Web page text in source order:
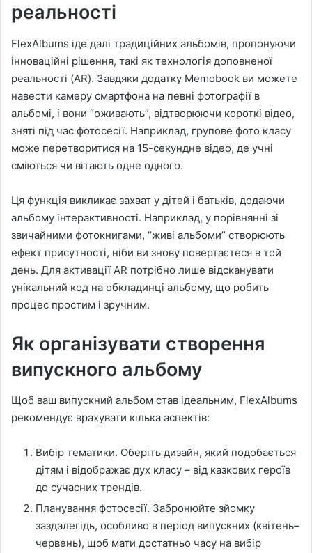
реальності
FlexAlbums іде далі традиційних альбомів, пропонуючи
інноваційні рішення, такі як технологія доповненої
реальності (AR). Завдяки додатку Memobook ви можете
навести камеру смартфона на певні фотографії в
альбомі, і вони “оживають”, відтворюючи короткі відео,
зняті під час фотосесії. Наприклад, групове фото класу
може перетворитися на 15-секундне відео, де учні
сміються чи вітають одне одного.
Ця функція викликає захват у дітей і батьків, додаючи
альбому інтерактивності. Наприклад, у порівнянні зі
звичайними фотокнигами, “живі альбоми” створюють
ефект присутності, ніби ви знову повертаєтеся в той
день. Для активації AR потрібно лише відсканувати
унікальний код на обкладинці альбому, що робить
процес простим і зручним.
Як організувати створення
випускного альбому
Щоб ваш випускний альбом став ідеальним, FlexAlbums
рекомендує врахувати кілька аспектів:
Вибір тематики. Оберіть дизайн, який подобається
дітям і відображає дух класу – від казкових героїв
до сучасних трендів.
Планування фотосесії. Забронюйте зйомку
заздалегідь, особливо в період випускних (квітень–
червень), щоб мати достатньо часу на вибір